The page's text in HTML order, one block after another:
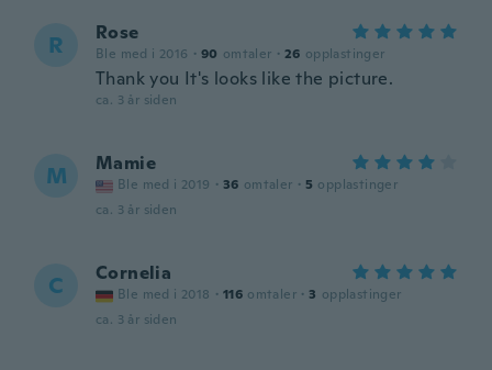
R Rose
Ble med i 2016 · 90 omtaler · 26 opplastinger
Thank you It's looks like the picture.
ca. 3 år siden
M Mamie
Ble med i 2019 · 36 omtaler · 5 opplastinger
ca. 3 år siden
C Cornelia
Ble med i 2018 · 116 omtaler · 3 opplastinger
ca. 3 år siden